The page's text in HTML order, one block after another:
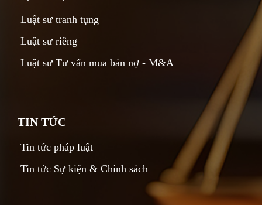
Luật sư tranh tụng
Luật sư riêng
Luật sư Tư vấn mua bán nợ - M&A
TIN TỨC
Tin tức pháp luật
Tin tức Sự kiện & Chính sách